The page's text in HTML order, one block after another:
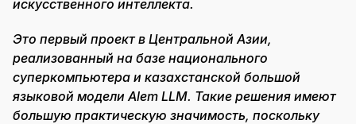
искусственного интеллекта.
Это первый проект в Центральной Азии,
реализованный на базе национального
суперкомпьютера и казахстанской большой
языковой модели Alem LLM. Такие решения имеют
большую практическую значимость, поскольку